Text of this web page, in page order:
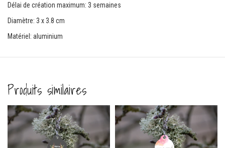
Délai de création maximum: 3 semaines
Diamètre: 3 x 3.8 cm
Matériel: aluminium
Produits similaires